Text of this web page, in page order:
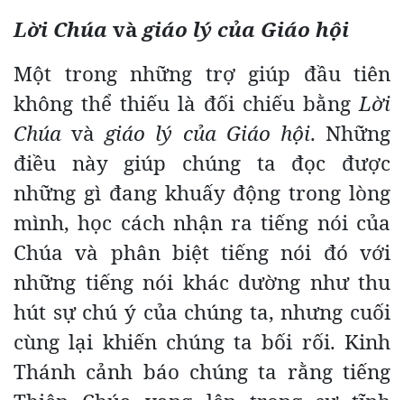
Lời Chúa vàgiáo lý của Giáo hội
Một trong những trợ giúp đầu tiên
không thể thiếu là đối chiếu bằngLời
Chúa vàgiáo lý của Giáo hội. Những
điều này giúp chúng ta đọc được
những gì đang khuấy động trong lòng
mình, học cách nhận ra tiếng nói của
Chúa và phân biệt tiếng nói đó với
những tiếng nói khác dường như thu
hút sự chú ý của chúng ta, nhưng cuối
cùng lại khiến chúng ta bối rối. Kinh
Thánh cảnh báo chúng ta rằng tiếng